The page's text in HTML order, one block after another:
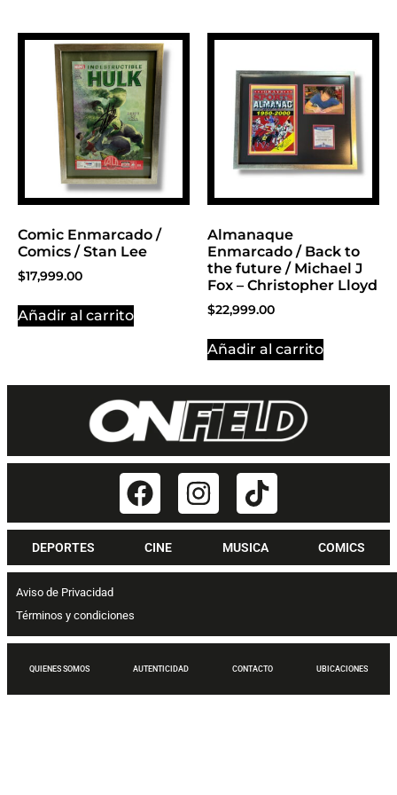
Comic Enmarcado /
Comics / Stan Lee
$17,999.00
Añadir al carrito
Almanaque
Enmarcado / Back to
the future / Michael J
Fox – Christopher Lloyd
$22,999.00
Añadir al carrito
DEPORTES CINE MUSICA COMICS
Aviso de Privacidad
Términos y condiciones
QUIENES SOMOS AUTENTICIDAD CONTACTO UBICACIONES